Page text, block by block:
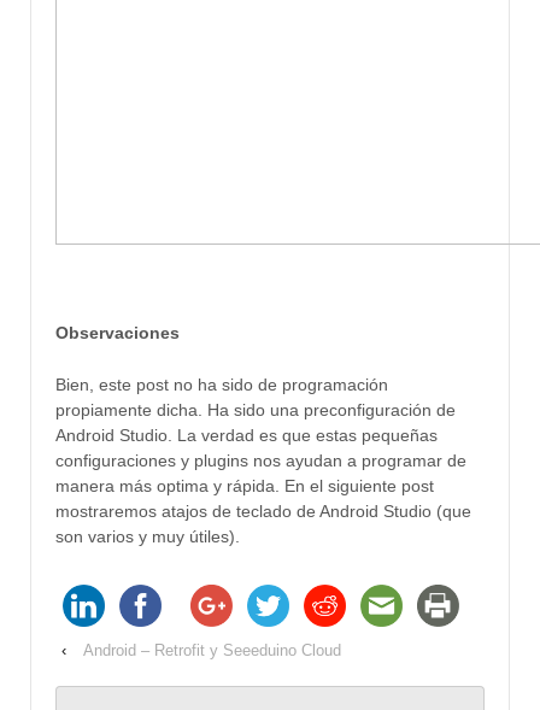
Observaciones
Bien, este post no ha sido de programación
propiamente dicha. Ha sido una preconfiguración de
Android Studio. La verdad es que estas pequeñas
configuraciones y plugins nos ayudan a programar de
manera más optima y rápida. En el siguiente post
mostraremos atajos de teclado de Android Studio (que
son varios y muy útiles).
‹ Android – Retrofit y Seeeduino Cloud